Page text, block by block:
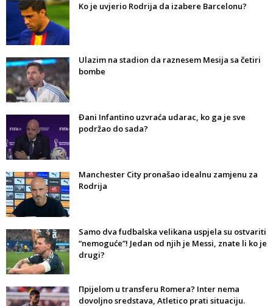
Ko je uvjerio Rodrija da izabere Barcelonu?
Ulazim na stadion da raznesem Mesija sa četiri
bombe
Đani Infantino uzvraća udarac, ko ga je sve
podržao do sada?
Manchester City pronašao idealnu zamjenu za
Rodrija
Samo dva fudbalska velikana uspjela su ostvariti
“nemoguće”! Jedan od njih je Messi, znate li ko je
drugi?
Прijelom u transferu Romera? Inter nema
dovoljno sredstava, Atletico prati situaciju.